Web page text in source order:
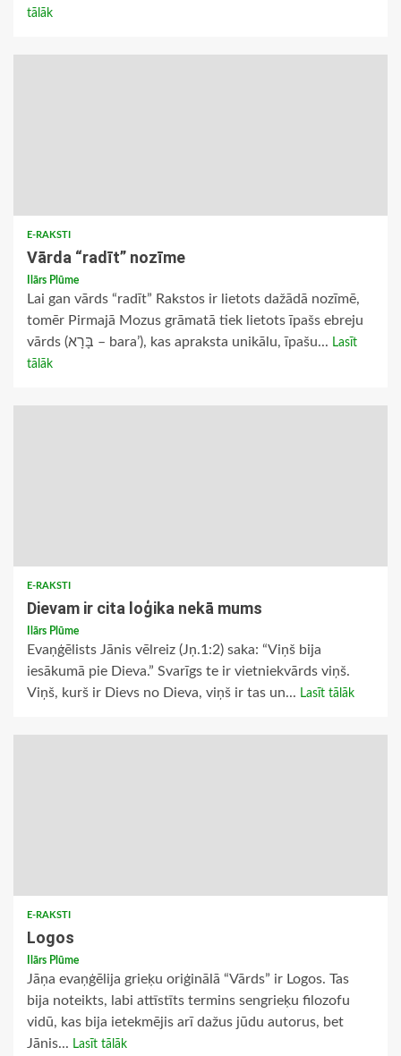
tālāk
E-RAKSTI
Vārda “radīt” nozīme
Ilārs Plūme
Lai gan vārds “radīt” Rakstos ir lietots dažādā nozīmē,
tomēr Pirmajā Mozus grāmatā tiek lietots īpašs ebreju
vārds (בָּרָא – bara’), kas apraksta unikālu, īpašu... Lasīt
tālāk
E-RAKSTI
Dievam ir cita loģika nekā mums
Ilārs Plūme
Evaņģēlists Jānis vēlreiz (Jņ.1:2) saka: “Viņš bija
iesākumā pie Dieva.” Svarīgs te ir vietniekvārds viņš.
Viņš, kurš ir Dievs no Dieva, viņš ir tas un... Lasīt tālāk
E-RAKSTI
Logos
Ilārs Plūme
Jāņa evaņģēlija grieķu oriģinālā “Vārds” ir Logos. Tas
bija noteikts, labi attīstīts termins sengrieķu filozofu
vidū, kas bija ietekmējis arī dažus jūdu autorus, bet
Jānis... Lasīt tālāk